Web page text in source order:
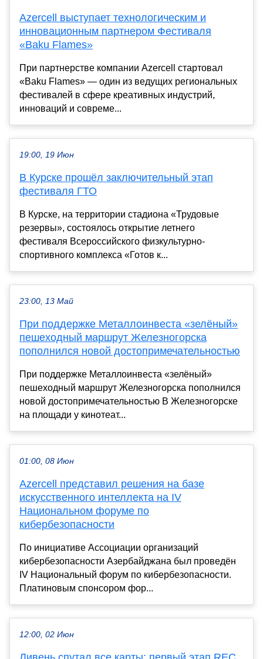
Azercell выступает технологическим и
инновационным партнером Фестиваля
«Baku Flames»
При партнерстве компании Azercell стартовал
«Baku Flames» — один из ведущих региональных
фестивалей в сфере креативных индустрий,
инноваций и совреме...
19:00, 19 Июн
В Курске прошёл заключительный этап
фестиваля ГТО
В Курске, на территории стадиона «Трудовые
резервы», состоялось открытие летнего
фестиваля Всероссийского физкультурно-
спортивного комплекса «Готов к...
23:00, 13 Май
При поддержке Металлоинвеста «зелёный»
пешеходный маршрут Железногорска
пополнился новой достопримечательностью
При поддержке Металлоинвеста «зелёный»
пешеходный маршрут Железногорска пополнился
новой достопримечательностью В Железногорске
на площади у кинотеат...
01:00, 08 Июн
Azercell представил решения на базе
искусственного интеллекта на IV
Национальном форуме по
кибербезопасности
По инициативе Ассоциации организаций
кибербезопасности Азербайджана был проведён
IV Национальный форум по кибербезопасности.
Платиновым спонсором фор...
12:00, 02 Июн